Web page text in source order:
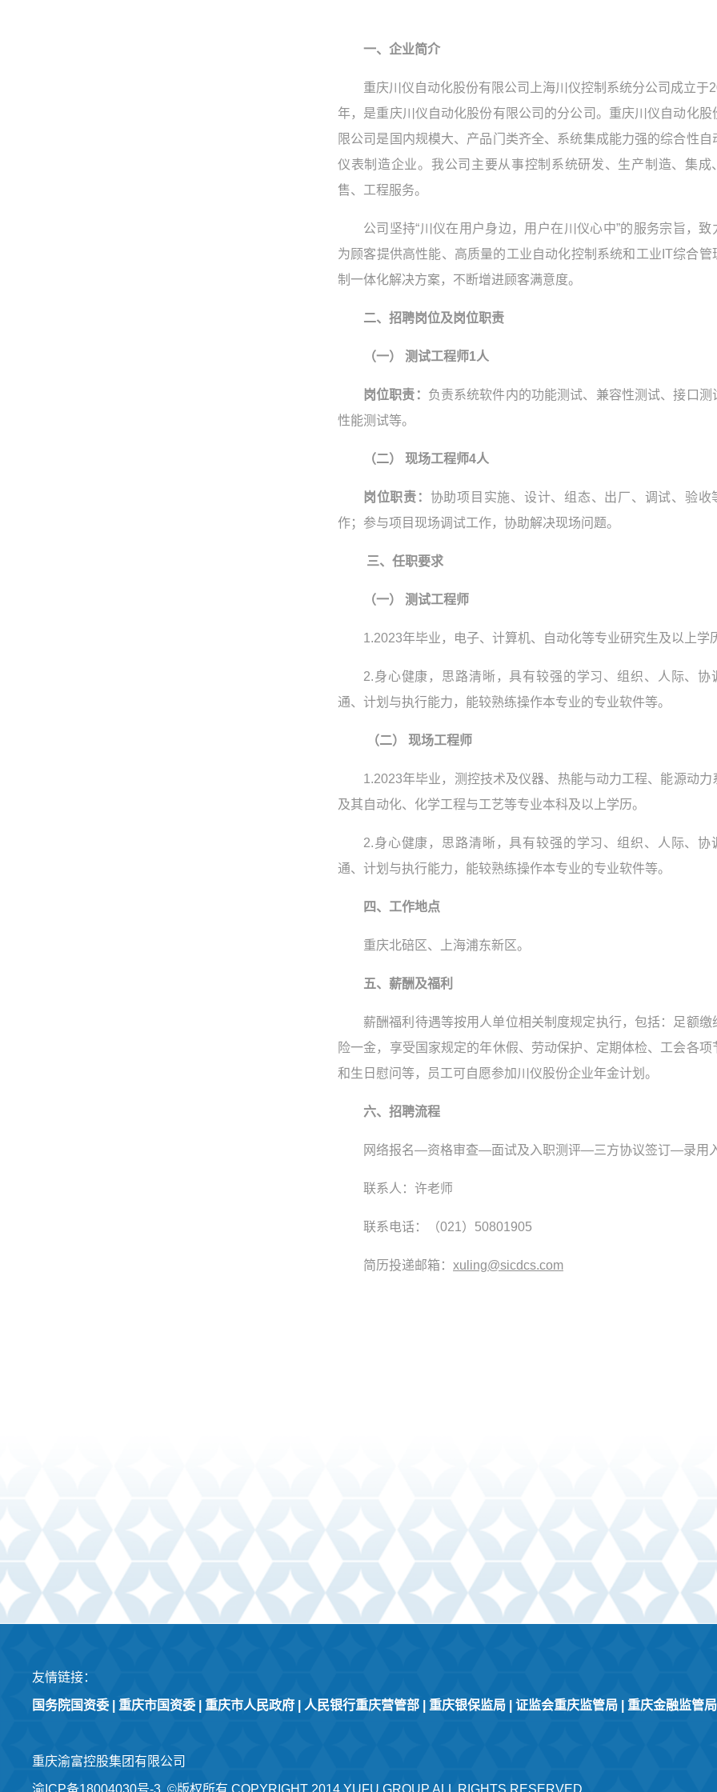
一、企业简介
重庆川仪自动化股份有限公司上海川仪控制系统分公司成立于
年，是重庆川仪自动化股份有限公司的分公司。重庆川仪自动化股
限公司是国内规模大、产品门类齐全、系统集成能力强的综合性自
仪表制造企业。我公司主要从事控制系统研发、生产制造、集成
售、工程服务。
公司坚持“川仪在用户身边，用户在川仪心中”的服务宗旨，致
为顾客提供高性能、高质量的工业自动化控制系统和工业IT综合管
制一体化解决方案，不断增进顾客满意度。
二、招聘岗位及岗位职责
（一） 测试工程师1人
岗位职责： 负责系统软件内的功能测试、兼容性测试、接口测
性能测试等。
（二） 现场工程师4人
岗位职责： 协助项目实施、设计、组态、出厂、调试、验收
作；参与项目现场调试工作，协助解决现场问题。
三、任职要求
（一） 测试工程师
1.2023年毕业，电子、计算机、自动化等专业研究生及以上学
2.身心健康，思路清晰，具有较强的学习、组织、人际、协
通、计划与执行能力，能较熟练操作本专业的专业软件等。
（二） 现场工程师
1.2023年毕业，测控技术及仪器、热能与动力工程、能源动力
及其自动化、化学工程与工艺等专业本科及以上学历。
2.身心健康，思路清晰，具有较强的学习、组织、人际、协
通、计划与执行能力，能较熟练操作本专业的专业软件等。
四、工作地点
重庆北碚区、上海浦东新区。
五、 薪酬及福利
薪酬福利待遇等按用人单位相关制度规定执行，包括：足额缴
险一金，享受国家规定的年休假、劳动保护、定期体检、工会各项
和生日慰问等，员工可自愿参加川仪股份企业年金计划。
六、招聘流程
网络报名—资格审查—面试及入职测评—三方协议签订—录用
联系人：许老师
联系电话：（021）50801905
简历投递邮箱： xuling@sicdcs.com
友情链接：
国务院国资委 重庆市国资委 重庆市人民政府 人民银行重庆营管部 重庆银保监局 证监会重庆监管局 重庆金融监管局
重庆渝富控股集团有限公司
渝ICP备18004030号-3 ©版权所有 COPYRIGHT 2014 YUFU GROUP ALL RIGHTS RESERVED